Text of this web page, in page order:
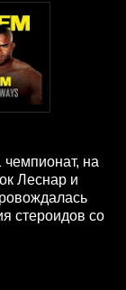
на
Леснар и
стероидов со